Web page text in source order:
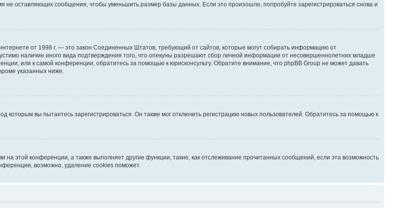
оставляющих сообщения, чтобы уменьшить размер базы данных. Если это произошло, попробуйте зарегистрироваться снова и
от 1998 г. — это закон Соединенных Штатов, требующий от сайтов, которые могут собирать информацию от
наличие иного вида подтверждения того, что опекуны разрешают сбор личной информации от несовершеннолетних младше
или к самой конференции, обратитесь за помощью к юрисконсульту. Обратите внимание, что phpBB Group не может давать
указанных ниже.
вы пытаетесь зарегистрироваться. Он также мог отключить регистрацию новых пользователей. Обратитесь за помощью к
этой конференции, а также выполняет другие функции, такие, как отслеживание прочитанных сообщений, если эта возможность
возможно, удаление cookies поможет.